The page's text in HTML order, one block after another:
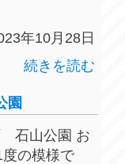
年10月28日
続きを読む
園
石山公園 お
の模様で